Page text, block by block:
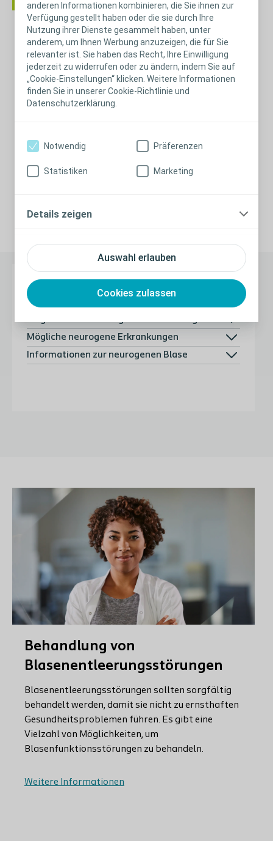
anderen Informationen kombinieren, die Sie ihnen zur
Verfügung gestellt haben oder die sie durch Ihre
Nutzung ihrer Dienste gesammelt haben, unter
anderem, um Ihnen Werbung anzuzeigen, die für Sie
relevanter ist. Sie haben das Recht, Ihre Einwilligung
jederzeit zu widerrufen oder zu ändern, indem Sie auf
„Cookie-Einstellungen“ klicken. Weitere Informationen
finden Sie in unserer Cookie-Richtlinie und
Datenschutzerklärung.
Auswahl erlauben
Cookies zulassen
Notwendig Präferenzen
Statistiken Marketing
Details zeigen
Krankheitsbild Multiple
Sklerose
Blasen- und Darmschwäche gehören zu den
häufigsten Begleitsymptomen bei Multipler
Sklerose, die bei frühzeitiger Diagnose und
Weitere Informationen
Mögliche nicht neurogenen Erkrankungen
Mögliche neurogene Erkrankungen
Informationen zur neurogenen Blase
Behandlung von
Blasenentleerungsstörungen
Blasenentleerungsstörungen sollten sorgfältig
behandelt werden, damit sie nicht zu ernsthaften
Gesundheitsproblemen führen. Es gibt eine
Vielzahl von Möglichkeiten, um
Blasenfunktionsstörungen zu behandeln.
Weitere Informationen